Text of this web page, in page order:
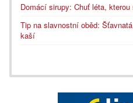
Domácí sirupy: Chuť léta,
Tip na slavnostní oběd:
kaší